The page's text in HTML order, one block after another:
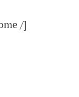
/]